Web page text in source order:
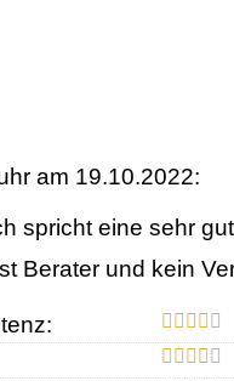
am 19.10.2022:
spricht eine sehr
Berater und kein